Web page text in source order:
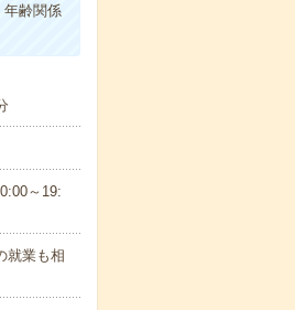
年齢関係
～19:
就業も相